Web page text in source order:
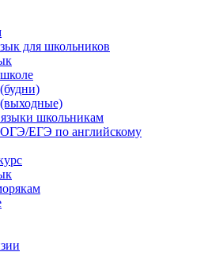
для школьников
школьникам
ЕГЭ по английскому